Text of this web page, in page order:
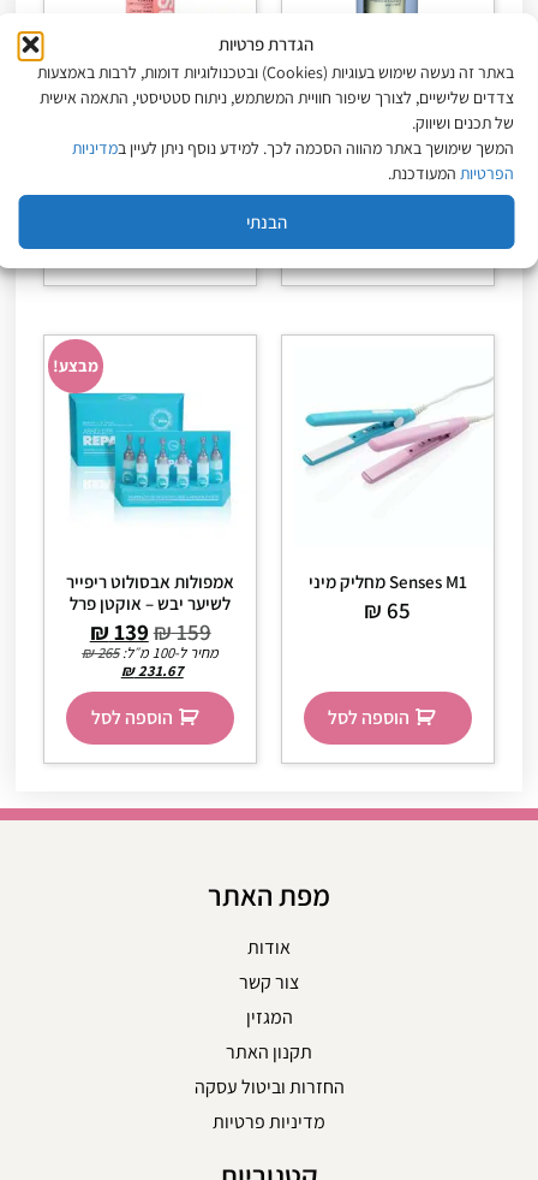
הגדרת פרטיות
באתר זה נעשה שימוש בעוגיות (Cookies) ובטכנולוגיות דומות, לרבות באמצעות
צדדים שלישיים, לצורך שיפור חוויית המשתמש, ניתוח סטטיסטי, התאמה אישית
של תכנים ושיווק.
המשך שימושך באתר מהווה הסכמה לכך. למידע נוסף ניתן לעיין במדיניות
הפרטיותהמעודכנת.
הבנתי
טסה TESSA – שמפו טיפולי
מ״ל
90
מחיר ל-100 מ״ל: ₪9
אבקת נפח לשיער 10 גר'
שוורצקופף OSIS
מחיר ל-100 מ״ל: ₪690
₪550
Senses M1 מחליק מיני
₪65
הוספה לסל
מבצע!
אמפולות אבסולוט ריפייר
לשיער יבש – אוקטן פרל
₪159
₪139
מחיר ל-100 מ״ל: ₪265
₪231.67
הוספה לסל
מפת האתר
אודות
צור קשר
המגזין
תקנון האתר
החזרות וביטול עסקה
מדיניות פרטיות